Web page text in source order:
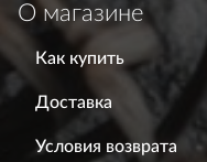
О магазине
Как купить
Доставка
Условия возврата